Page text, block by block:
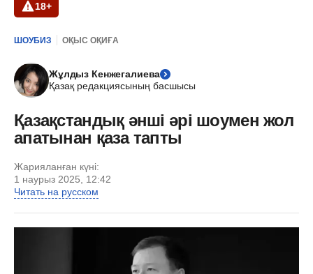
18+
ШОУБИЗ ОҚЫС ОҚИҒА
Жұлдыз Кенжегалиева
Қазақ редакциясының басшысы
Қазақстандық әнші әрі шоумен жол
апатынан қаза тапты
Жарияланған күні:
1 наурыз 2025, 12:42
Читать на русском